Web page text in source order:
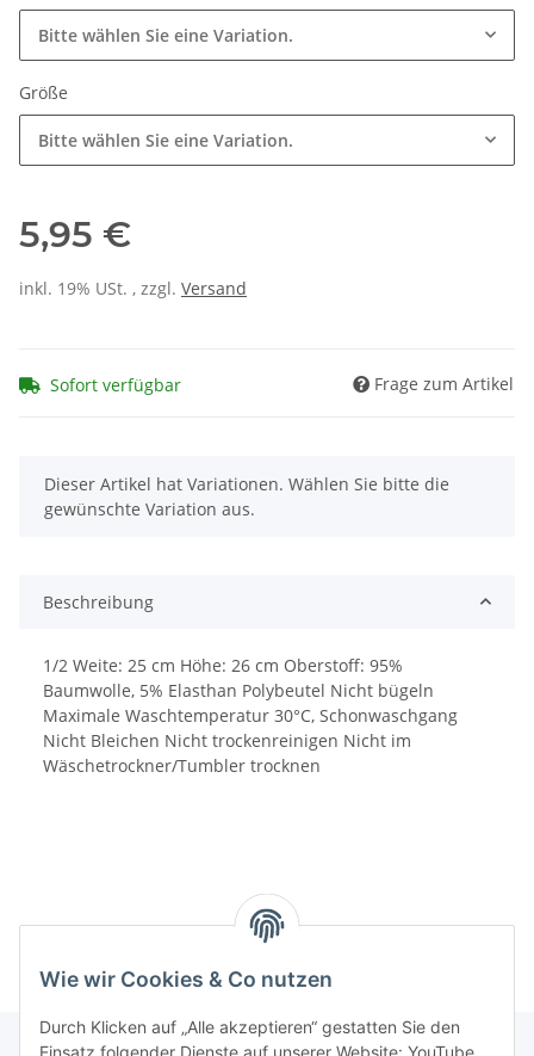
Bitte wählen Sie eine Variation.
Größe
Bitte wählen Sie eine Variation.
5,95 €
inkl. 19% USt. , zzgl. Versand
Sofort verfügbar Frage zum Artikel
x
Dieser Artikel hat Variationen. Wählen Sie bitte die
gewünschte Variation aus.
Beschreibung
1/2 Weite: 25 cm Höhe: 26 cm Oberstoff: 95%
Baumwolle, 5% Elasthan Polybeutel Nicht bügeln
Maximale Waschtemperatur 30°C, Schonwaschgang
Nicht Bleichen Nicht trockenreinigen Nicht im
Wäschetrockner/Tumbler trocknen
Wie wir Cookies & Co nutzen
Durch Klicken auf „Alle akzeptieren“ gestatten Sie den